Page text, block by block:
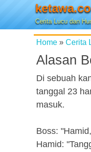
Cerita Lucu dan
Home » Cerita
Alasan
Di sebuah
tanggal 23
masuk.
Boss:
Hamid: